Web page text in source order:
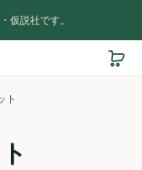
仮説社です。
ト